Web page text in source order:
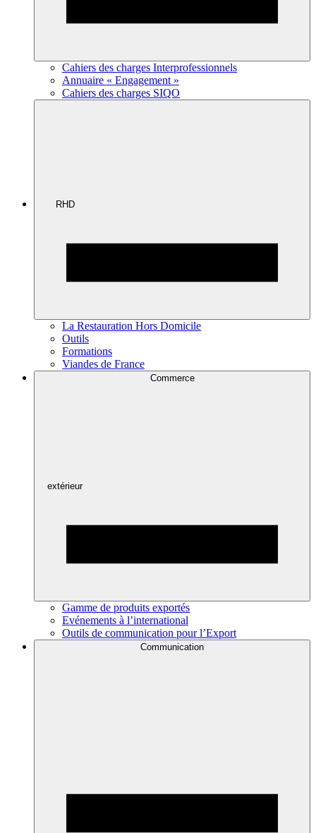
Cahiers des charges Interprofessionnels
Annuaire « Engagement »
Cahiers des charges SIQO
RHD
La Restauration Hors Domicile
Outils
Formations
Viandes de France
Commerce
extérieur
Gamme de produits exportés
Evénements à l’international
Outils de communication pour l’Export
Communication